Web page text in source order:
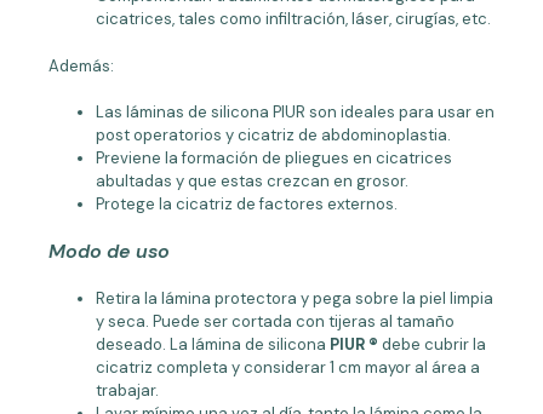
cicatrices, tales como infiltración, láser, cirugías, etc.
Además:
Las láminas de silicona PIUR son ideales para usar en
post operatorios y cicatriz de abdominoplastia.
Previene la formación de pliegues en cicatrices
abultadas y que estas crezcan en grosor.
Protege la cicatriz de factores externos.
Modo de uso
Retira la lámina protectora y pega sobre la piel limpia
y seca. Puede ser cortada con tijeras al tamaño
deseado. La lámina de silicona PIUR ® debe cubrir la
cicatriz completa y considerar 1 cm mayor al área a
trabajar.